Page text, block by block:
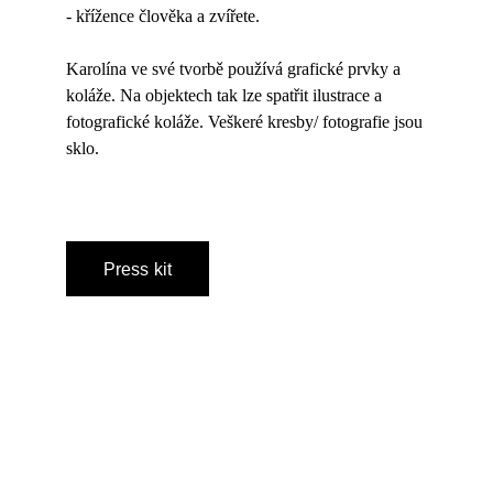
- křížence člověka a zvířete.
Karolína ve své tvorbě používá grafické prvky a
koláže. Na objektech tak lze spatřit ilustrace a
fotografické koláže. Veškeré kresby/ fotografie jsou
sklo.
Press kit